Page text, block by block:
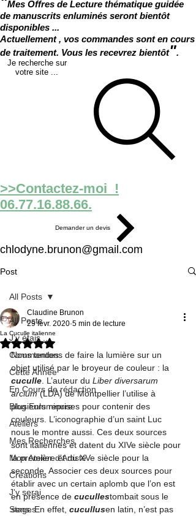
Mes Offres de Lecture thématique guidée
de manuscrits enluminés seront bientôt
disponibles ...
Actuellement , vos commandes sont en cours
de traitement. Vous les recevrez bientôt".
Je recherche sur
votre site ...
>>Contactez-moi !
06.77.16.88.66.
Demander un devis
chlodyne.brunon@gmail.com
Post
All Posts
J'y étais ...
Commandes
Cette Année
En Cours de rédaction
Blog Enluminure
Ateliers
Mes Recherches
Mon Atelier d'Artiste
Créations
J'y serai
Stages
All Posts
La Cuculle italienne
Claudine Brunon
29 févr. 2020 5 min de lecture
Noté NaN étoiles sur 5.
Nous tentons de faire la lumière sur un
objet utilisé par le broyeur de couleur : la
cuculle . L’auteur du Liber diversarum
arcium (LDA) de Montpellier l’utilise à
plusieurs reprises pour contenir des
couleurs . L’iconographie d’un saint Luc
nous le montre aussi. Ces deux sources
sont italiennes et datent du XIVe siècle pour
la première et du XVe siècle pour la
seconde. Associer ces deux sources pour
établir avec un certain aplomb que l’on est
en présence de cucullestombait sous le
sens. En effet, cucullusen latin, n’est pas